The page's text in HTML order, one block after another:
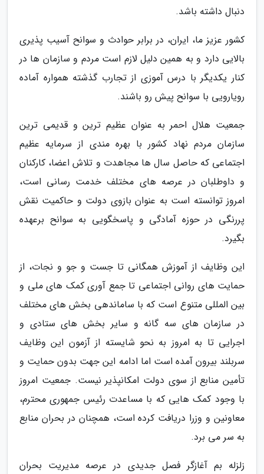
دنبال داشته باشد.
کشور عزیز ما، ایران، در برابر حوادث و سوانح آسیب پذیری
بالایی دارد و به همین دلیل لازم است مردم و سازمان ها در
کنار یکدیگر با درس آموزی از تجارب گذشته همواره آماده
رویارویی با سوانح پیش رو باشند.
جمعیت هلال احمر به عنوان عظیم ترین و قدیمی ترین
سازمان مردم نهاد کشور با بهره مندی از سرمایه عظیم
اجتماعی که حاصل سال ها مجاهدت و تلاش اعضا، کارکنان
و داوطلبان در عرصه های مختلف خدمت رسانی است،
امروز توانسته است به عنوان بازوی دولت و حاکمیت نقش
پررنگی در حوزه آمادگی و پاسخگویی به سوانح برعهده
بگیرد.
این وظایف از آموزش همگانی تا جست و جو و نجات، از
حمایت های روانی اجتماعی تا جمع آوری کمک های ملی و
بین المللی متنوع است که با ساماندهی بخش های مختلف
در سازمان های سه گانه و سایر بخش های ستادی و
اجرایی تا به امروز به نحو شایسته از آزمون این وظایف
سربلند بیرون آمده است اما ادامه این جهت بدون حمایت و
تأمین منابع از سوی دولت امکانپذیر نیست. جمعیت امروز
با وجود کمک هایی که با مساعدت رئیس جمهوری محترم،
معاونین و وزرا دریافت کرده است، همچنان در بحران منابع
به سر می برد.
زلزله بم آغازگر فصل جدیدی در عرصه مدیریت بحران